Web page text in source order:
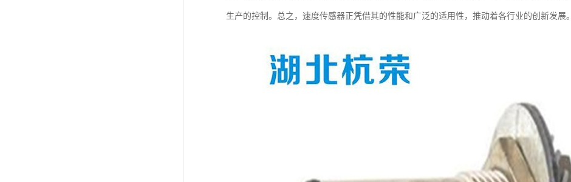
生产的控制。总之，速度传感器正凭借其的性能和广泛的适用性，推动着各行业的创新发展。